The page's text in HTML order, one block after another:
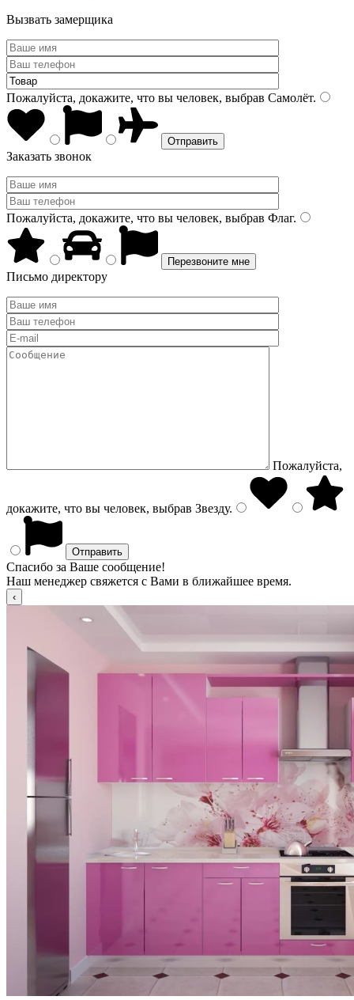
Вызвать замерщика
Пожалуйста, докажите, что вы человек, выбрав Самолёт.
Заказать звонок
Пожалуйста, докажите, что вы человек, выбрав Флаг.
Письмо директору
Пожалуйста,
докажите, что вы человек, выбрав Звезду.
Спасибо за Ваше сообщение!
Наш менеджер свяжется с Вами в ближайшее время.